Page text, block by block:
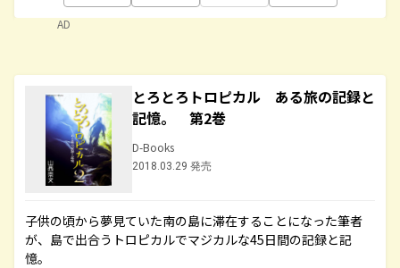
AD
とろとろトロピカル ある旅の記録と
記憶。 第2巻
D-Books
2018.03.29 発売
子供の頃から夢見ていた南の島に滞在することになった筆者
が、島で出合うトロピカルでマジカルな45日間の記録と記
憶。